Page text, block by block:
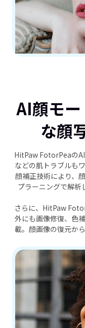
AI顔モ
な顔
HitPaw FotorPeaの
などの肌トラブルも
顔補正技術により、
プラーニングで解析
さらに、HitPaw
外にも画像修復、色
載。顔画像の復元か